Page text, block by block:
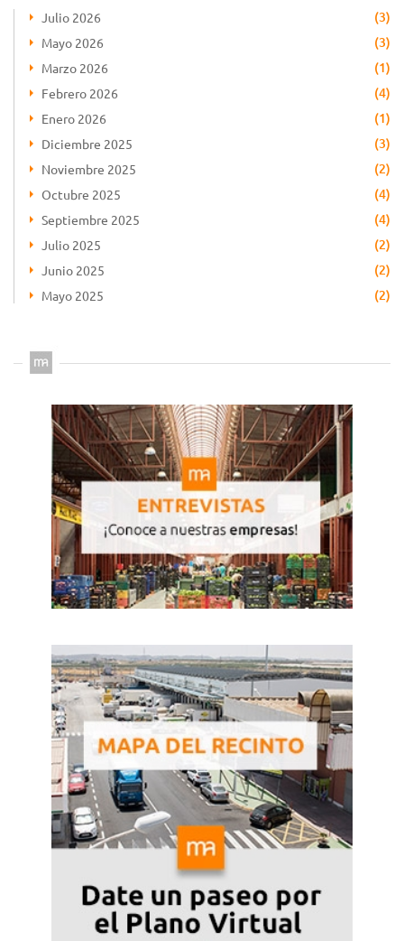
Julio 2026 (3)
Mayo 2026 (3)
Marzo 2026 (1)
Febrero 2026 (4)
Enero 2026 (1)
Diciembre 2025 (3)
Noviembre 2025 (2)
Octubre 2025 (4)
Septiembre 2025 (4)
Julio 2025 (2)
Junio 2025 (2)
Mayo 2025 (2)